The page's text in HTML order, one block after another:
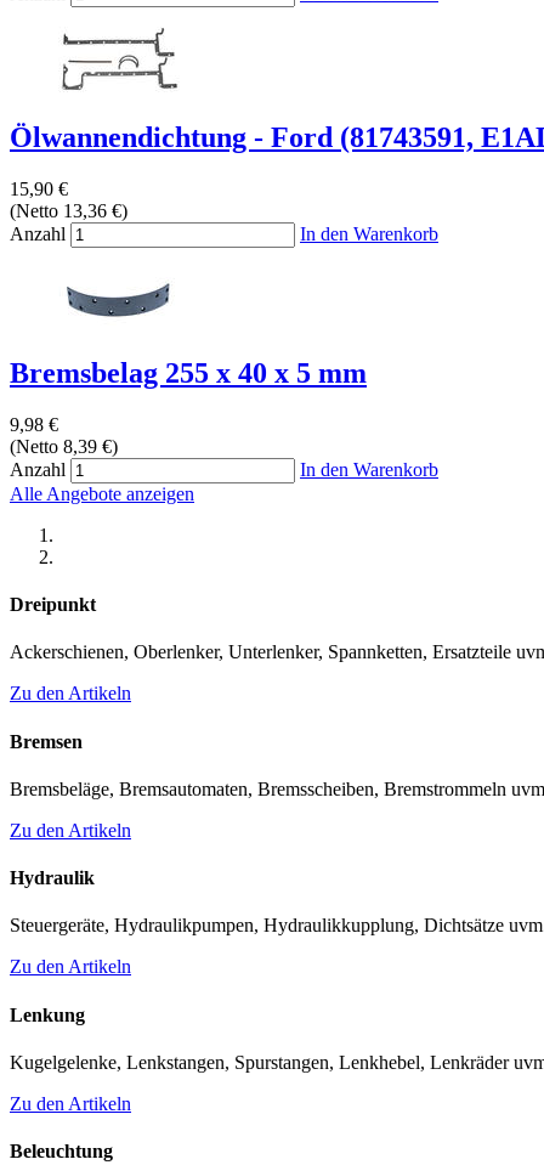
Ölwannendichtung - Ford (81743591,
15,90 €
(Netto 13,36 €)
Anzahl
In den Warenkorb
Bremsbelag 255 x 40 x 5 mm
9,98 €
(Netto 8,39 €)
Anzahl
In den Warenkorb
Alle Angebote anzeigen
Dreipunkt
Ackerschienen, Oberlenker, Unterlenker, Spannketten, Ersatzteile
Zu den Artikeln
Bremsen
Bremsbeläge, Bremsautomaten, Bremsscheiben, Bremstrommeln
Zu den Artikeln
Hydraulik
Steuergeräte, Hydraulikpumpen, Hydraulikkupplung, Dichtsätze
Zu den Artikeln
Lenkung
Kugelgelenke, Lenkstangen, Spurstangen, Lenkhebel, Lenkräder
Zu den Artikeln
Beleuchtung